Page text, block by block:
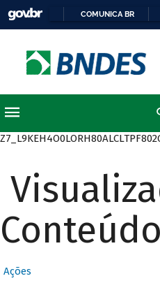
COMUNICA BR
Ações